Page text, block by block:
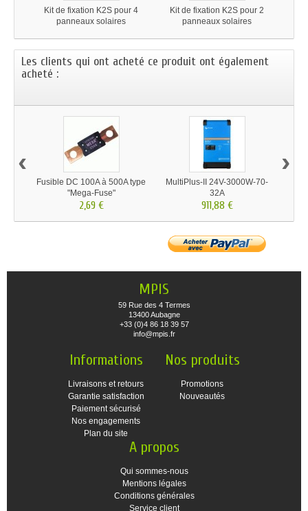
Kit de fixation K2S pour 4
panneaux solaires
Kit de fixation K2S pour 2
panneaux solaires
Les clients qui ont acheté ce produit ont également
acheté :
Fusible DC 100A à 500A type
"Mega-Fuse"
2,69 €
MultiPlus-II 24V-3000W-70-
32A
911,88 €
‹ ›
MPIS
59 Rue des 4 Termes
13400 Aubagne
+33 (0)4 86 18 39 57
info@mpis.fr
Informations
Livraisons et retours
Garantie satisfaction
Paiement sécurisé
Nos engagements
Plan du site
Nos produits
Promotions
Nouveautés
A propos
Qui sommes-nous
Mentions légales
Conditions générales
Service client